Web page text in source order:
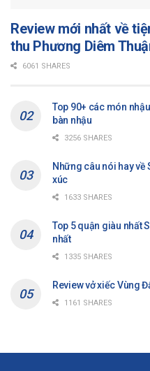
Review mới nhất về
thu Phương Diêm
6061 SHARES
Top 90+ các món
bàn nhậu
3256 SHARES
Những câu nói hay về
xúc
1633 SHARES
Top 5 quận giàu nhất
nhất
1335 SHARES
Review vở xiếc Vùng
1161 SHARES